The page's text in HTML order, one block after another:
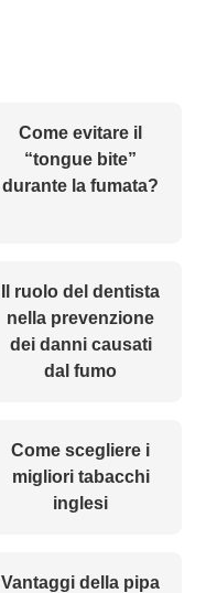
Come evitare il
“tongue bite”
durante la fumata?
Il ruolo del dentista
nella prevenzione
dei danni causati
dal fumo
Come scegliere i
migliori tabacchi
inglesi
Vantaggi della pipa